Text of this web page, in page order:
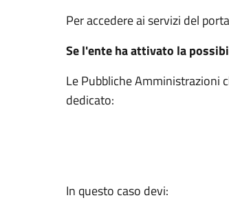
Per accedere ai servizi del
Se l'ente ha attivato la
Le Pubbliche Amministrazioni
dedicato:
In questo caso devi: